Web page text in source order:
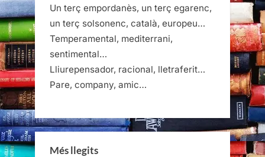
Un terç empordanès, un terç egarenc,
un terç solsonenc, català, europeu…
Temperamental, mediterrani,
sentimental…
Lliurepensador, racional, lletraferit…
Pare, company, amic…
Més llegits